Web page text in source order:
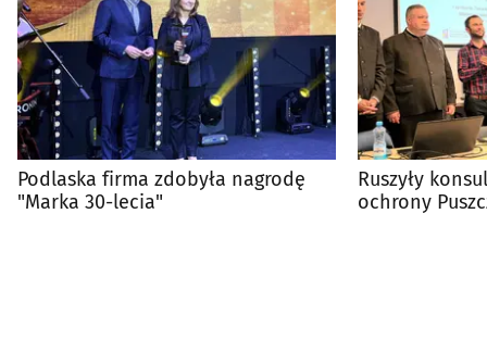
Podlaska firma zdobyła nagrodę
"Marka 30-lecia"
Ruszyły
ochrony